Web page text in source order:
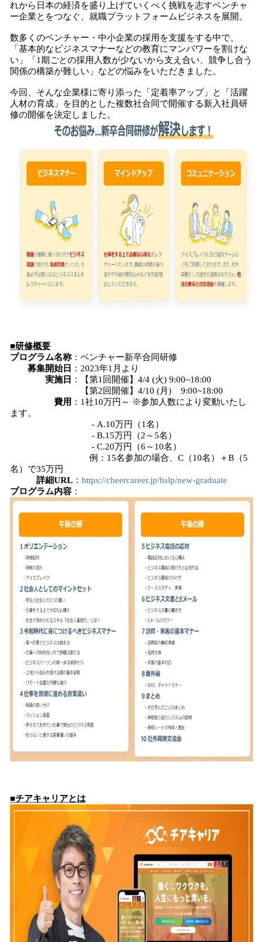
れから日本の経済を盛り上げていくべく挑戦を志すベンチャ
ー企業とをつなぐ、就職プラットフォームビジネスを展開。
数多くのベンチャー・中小企業の採用を支援をする中で、
「基本的なビジネスマナーなどの教育にマンパワーを割けな
い」「1期ごとの採用人数が少ないから支え合い、競争し合う
関係の構築が難しい」などの悩みをいただきました。
今回、そんな企業様に寄り添った「定着率アップ」と「活躍
人材の育成」を目的とした複数社合同で開催する新入社員研
修の開催を決定しました。
■研修概要
プログラム名称：ベンチャー新卒合同研修
募集開始日 ：2023年1月より
実施日 ：【第1回開催】4/4 (火) 9:00~18:00
【第2回開催】4/10 (月) 9:00~18:00
費用 ：1社10万円～ ※参加人数により変動いたし
ます。
- A.10万円（1名）
- B.15万円（2～5名）
- C.20万円（6～10名）
例：15名参加の場合、C（10名）＋B（5
名）で35万円
詳細URL ： https://cheercareer.jp/hslp/new-graduate
プログラム内容 ：
■チアキャリアとは